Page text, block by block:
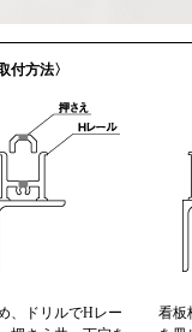
付方法〉
、ドリルでHレー
看板